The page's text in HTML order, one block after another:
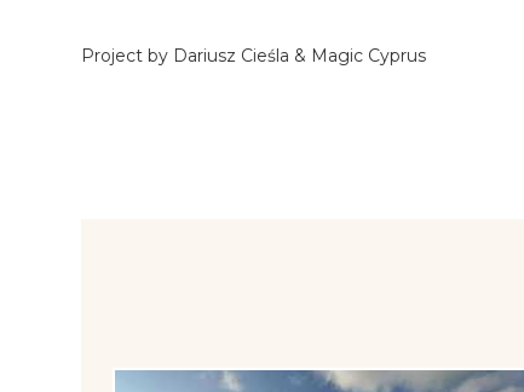
Project by Dariusz Cieśla & Magic Cyprus